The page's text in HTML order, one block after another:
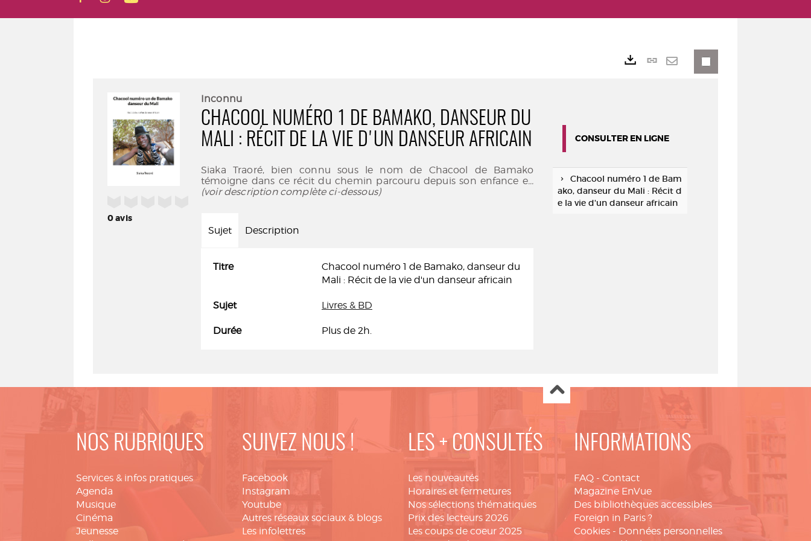
0avis
Inconnu
CHACOOL NUMÉRO 1 DE BAMAKO, DANSEUR DU
MALI : RÉCIT DE LA VIE D'UN DANSEUR AFRICAIN
Siaka Traoré, bien connu sous le nom de Chacool de Bamako
témoigne dans ce récit du chemin parcouru depuis son enfance e...
(voir description complète ci-dessous)
Sujet Description
Titre
Chacool numéro 1 de Bamako, danseur du
Mali : Récit de la vie d'un danseur africain
Sujet Livres & BD
Durée Plus de 2h.
Lien
CONSULTER EN LIGNE
Chacool numéro 1 de Bam
ako, danseur du Mali : Récit d
e la vie d'un danseur africain
NOS RUBRIQUES
Services & infos pratiques
Agenda
Musique
Cinéma
Jeunesse
SUIVEZ NOUS !
Facebook
Instagram
Youtube
Autres réseaux sociaux & blogs
Les infolettres
LES + CONSULTÉS
Les nouveautés
Horaires et fermetures
Nos sélections thématiques
Prix des lecteurs 2026
Les coups de coeur 2025
INFORMATIONS
FAQ - Contact
Magazine EnVue
Des bibliothèques accessibles
Foreign in Paris ?
Cookies - Données personnelles